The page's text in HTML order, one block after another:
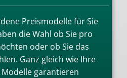
Preismodelle für Sie
die Wahl ob Sie pro
oder ob Sie das
Ganz gleich wie Ihre
garantieren